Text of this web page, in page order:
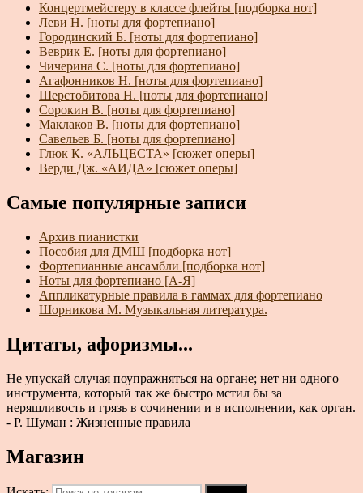
Концертмейстеру в классе флейты [подборка нот]
Леви Н. [ноты для фортепиано]
Городинский Б. [ноты для фортепиано]
Веврик Е. [ноты для фортепиано]
Чичерина С. [ноты для фортепиано]
Агафонников Н. [ноты для фортепиано]
Шерстобитова Н. [ноты для фортепиано]
Сорокин В. [ноты для фортепиано]
Маклаков В. [ноты для фортепиано]
Савельев Б. [ноты для фортепиано]
Глюк К. «АЛЬЦЕСТА» [сюжет оперы]
Верди Дж. «АИДА» [сюжет оперы]
Самые популярные записи
Архив пианистки
Пособия для ДМШ [подборка нот]
Фортепианные ансамбли [подборка нот]
Ноты для фортепиано [А-Я]
Аппликатурные правила в гаммах для фортепиано
Шорникова М. Музыкальная литература.
Цитаты, афоризмы...
Не упускай случая поупражняться на органе; нет ни одного
инструмента, который так же быстро мстил бы за
неряшливость и грязь в сочинении и в исполнении, как орган.
- Р. Шуман : Жизненные правила
Магазин